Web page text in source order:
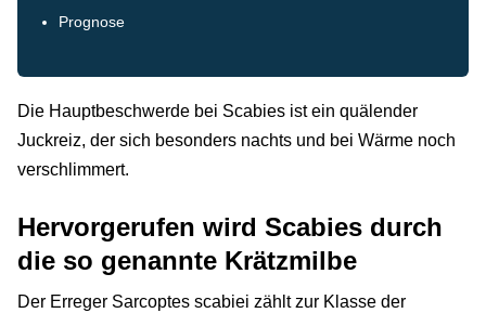
Prognose
Die Hauptbeschwerde bei Scabies ist ein quälender
Juckreiz, der sich besonders nachts und bei Wärme noch
verschlimmert.
Hervorgerufen wird Scabies durch
die so genannte Krätzmilbe
Der Erreger Sarcoptes scabiei zählt zur Klasse der